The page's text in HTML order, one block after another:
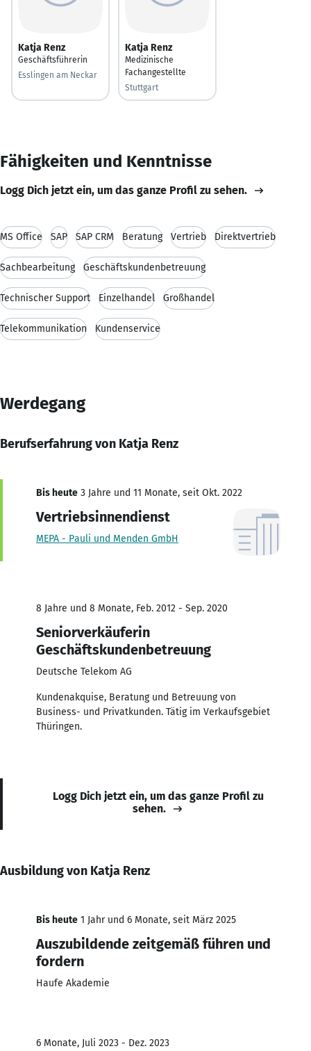
Katja Renz
Geschäftsführerin
Esslingen am Neckar
Katja Renz
Medizinische
Fachangestellte
Stuttgart
Fähigkeiten und Kenntnisse
Logg Dich jetzt ein, um das ganze Profil zu sehen.
MS Office SAP SAP CRM Beratung Vertrieb Direktvertrieb
Sachbearbeitung Geschäftskundenbetreuung
Technischer Support Einzelhandel Großhandel
Telekommunikation Kundenservice
Werdegang
Berufserfahrung von Katja Renz
Bis heute 3 Jahre und 11 Monate, seit Okt. 2022
Vertriebsinnendienst
MEPA - Pauli und Menden GmbH
8 Jahre und 8 Monate, Feb. 2012 - Sep. 2020
Seniorverkäuferin
Geschäftskundenbetreuung
Deutsche Telekom AG
Kundenakquise, Beratung und Betreuung von
Business- und Privatkunden. Tätig im Verkaufsgebiet
Thüringen.
Logg Dich jetzt ein, um das ganze Profil zu
sehen.
Ausbildung von Katja Renz
Bis heute 1 Jahr und 6 Monate, seit März 2025
Auszubildende zeitgemäß führen und
fordern
Haufe Akademie
6 Monate, Juli 2023 - Dez. 2023